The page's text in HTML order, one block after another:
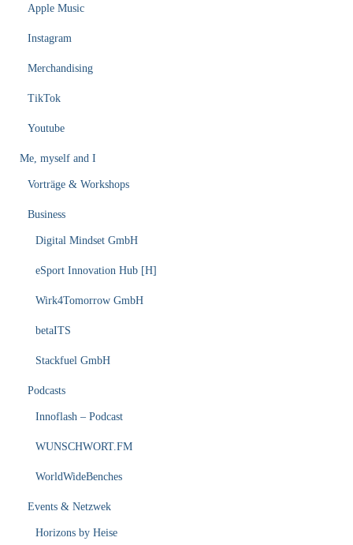
Apple Music
Instagram
Merchandising
TikTok
Youtube
Me, myself and I
Vorträge & Workshops
Business
Digital Mindset GmbH
eSport Innovation Hub [H]
Wirk4Tomorrow GmbH
betaITS
Stackfuel GmbH
Podcasts
Innoflash – Podcast
WUNSCHWORT.FM
WorldWideBenches
Events & Netzwek
Horizons by Heise